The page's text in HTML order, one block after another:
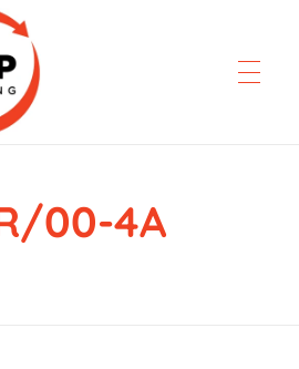
00-4A